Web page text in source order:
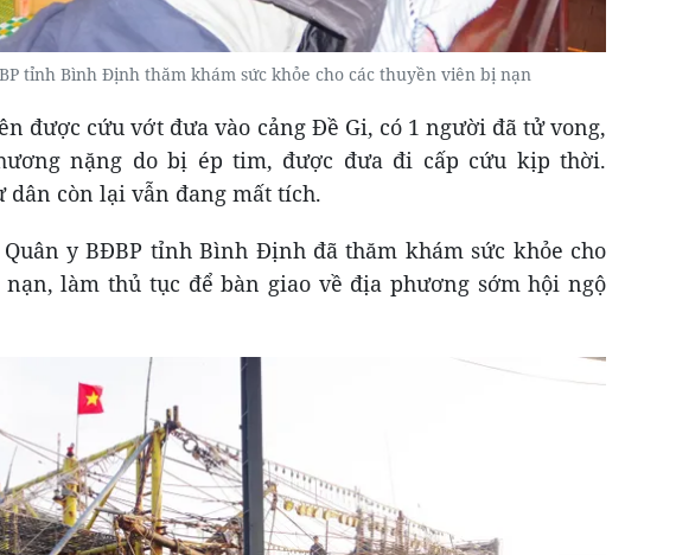
tỉnh Bình Định thăm khám sức khỏe cho các thuyền viên bị nạn
được cứu vớt đưa vào cảng Đề Gi, có 1 người đã tử vong,
nặng do bị ép tim, được đưa đi cấp cứu kịp thời.
dân còn lại vẫn đang mất tích.
y BĐBP tỉnh Bình Định đã thăm khám sức khỏe cho
làm thủ tục để bàn giao về địa phương sớm hội ngộ